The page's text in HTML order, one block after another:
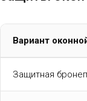
Вариант
Защитная